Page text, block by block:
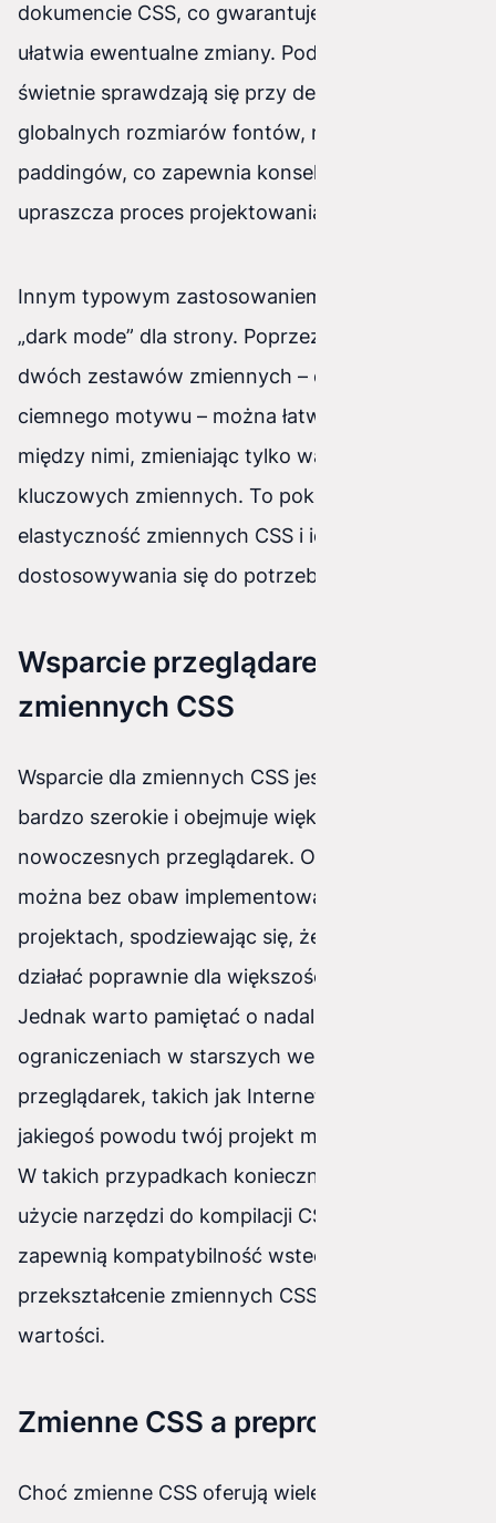
dokumencie CSS, co gwarantuje spójność i
ułatwia ewentualne zmiany. Podobnie, zmienne
świetnie sprawdzają się przy definiowaniu
globalnych rozmiarów fontów, marginesów czy
paddingów, co zapewnia konsekwencję i
upraszcza proces projektowania.
Innym typowym zastosowaniem jest utworzenie
„dark mode” dla strony. Poprzez zdefiniowanie
dwóch zestawów zmiennych – dla jasnego i
ciemnego motywu – można łatwo przełączać się
między nimi, zmieniając tylko wartość
kluczowych zmiennych. To pokazuje
elastyczność zmiennych CSS i ich zdolność do
dostosowywania się do potrzeb użytkowników.
Wsparcie przeglądarek dla
zmiennych CSS
Wsparcie dla zmiennych CSS jest obecnie
bardzo szerokie i obejmuje większość
nowoczesnych przeglądarek. Oznacza to, że
można bez obaw implementować je w swoich
projektach, spodziewając się, że będą one
działać poprawnie dla większości użytkowników.
Jednak warto pamiętać o nadal istniejących
ograniczeniach w starszych wersjach
przeglądarek, takich jak Internet Explorer (jeśli z
jakiegoś powodu twój projekt musi go wspierać).
W takich przypadkach konieczne może być
użycie narzędzi do kompilacji CSS, które
zapewnią kompatybilność wsteczną poprzez
przekształcenie zmiennych CSS w statyczne
wartości.
Zmienne CSS a preprocesory
Choć zmienne CSS oferują wiele korzyści, ważne